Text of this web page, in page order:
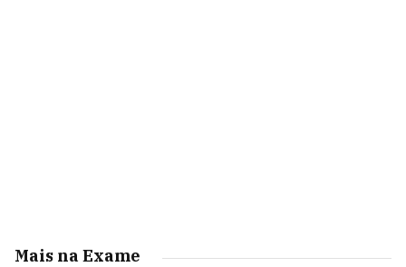
Mais na Exame